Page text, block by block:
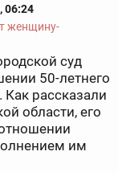
06:24
суд
50-летнего
рассказали
области, его
им